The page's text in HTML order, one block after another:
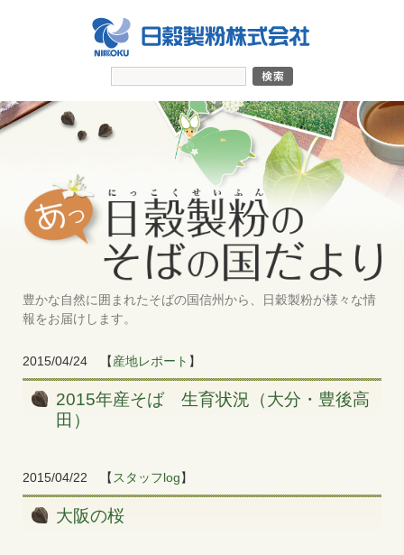
豊かな自然に囲まれたそばの国信州から、日穀製粉が様々な情
報をお届けします。
2015/04/24 【産地レポート 】
2015年産そば 生育状況（大分・豊後高
田）
2015/04/22 【 スタッフlog】
大阪の桜